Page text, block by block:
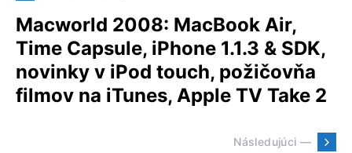
Macworld 2008: MacBook Air,
Time Capsule, iPhone 1.1.3 & SDK,
novinky v iPod touch, požičovňa
filmov na iTunes, Apple TV Take 2
Následujúci —